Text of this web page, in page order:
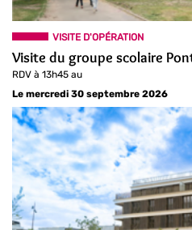
VISITE D'OPÉRATION
Visite du groupe scolaire
RDV à 13h45 au
Le mercredi 30 septembre 2026